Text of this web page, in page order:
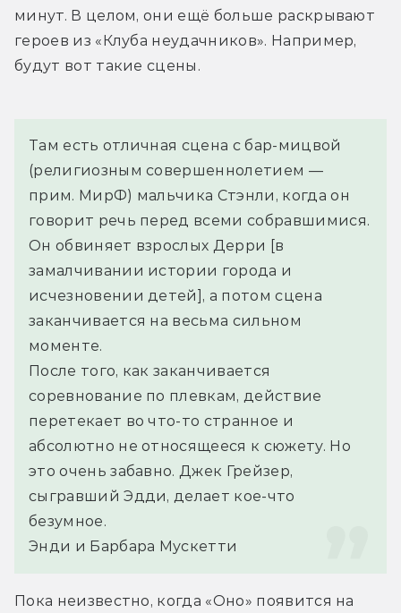
минут. В целом, они ещё больше раскрывают
героев из «Клуба неудачников». Например,
будут вот такие сцены.
Там есть отличная сцена с бар-мицвой
(религиозным совершеннолетием —
прим. МирФ) мальчика Стэнли, когда он
говорит речь перед всеми собравшимися.
Он обвиняет взрослых Дерри [в
замалчивании истории города и
исчезновении детей], а потом сцена
заканчивается на весьма сильном
моменте.
После того, как заканчивается
соревнование по плевкам, действие
перетекает во что-то странное и
абсолютно не относящееся к сюжету. Но
это очень забавно. Джек Грейзер,
сыгравший Эдди, делает кое-что
безумное.
Энди и Барбара Мускетти
Пока неизвестно, когда «Оно» появится на